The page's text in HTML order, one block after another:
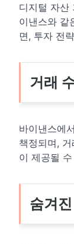
디지털 자산
이낸스와 같
면, 투자 전
거래
바이낸스에
책정되며,
이 제공될
숨겨